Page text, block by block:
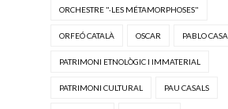
ORCHESTRE "·LES MÉTAMORPHOSES"
ORFEÓ CATALÀ OSCAR PABLO
PATRIMONI ETNOLÒGIC I IMMATERIAL
PATRIMONI CULTURAL PAU CASALS